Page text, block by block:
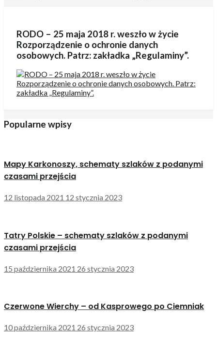
RODO – 25 maja 2018 r. weszło w życie
Rozporządzenie o ochronie danych
osobowych. Patrz: zakładka „Regulaminy”.
Popularne wpisy
Mapy Karkonoszy, schematy szlaków z podanymi
czasami przejścia
12 listopada 2021 12 stycznia 2023
Tatry Polskie – schematy szlaków z podanymi
czasami przejścia
15 października 2021 26 stycznia 2023
Czerwone Wierchy – od Kasprowego po Ciemniak
10 października 2021 26 stycznia 2023